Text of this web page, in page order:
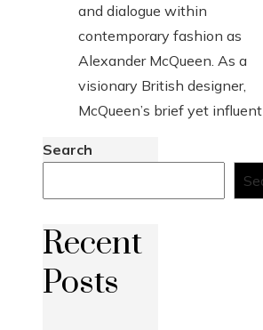
and dialogue within
contemporary fashion as
Alexander McQueen. As a
visionary British designer,
McQueen’s brief yet
Search
Recent
Posts